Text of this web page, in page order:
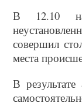
В 12.10 на
совершил
места
В